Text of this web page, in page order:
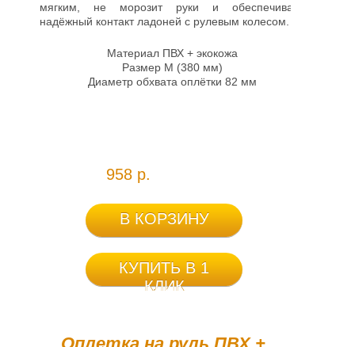
мягким, не морозит руки и обеспечивает
надёжный контакт ладоней с рулевым колесом.
Материал ПВХ + экокожа
Размер M (380 мм)
Диаметр обхвата оплётки 82 мм
958 р.
В КОРЗИНУ
КУПИТЬ В 1
КЛИК